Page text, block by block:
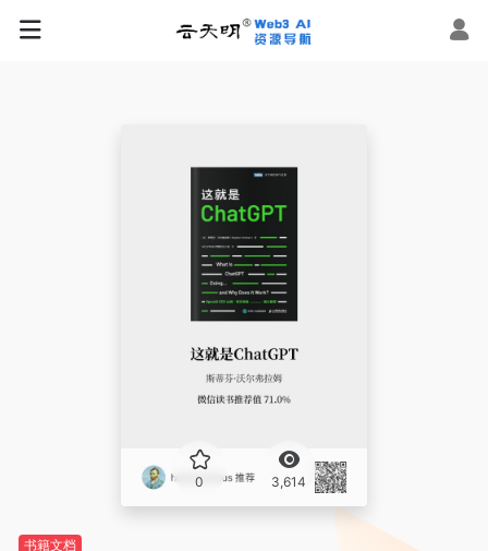
0 3,614
书籍文档